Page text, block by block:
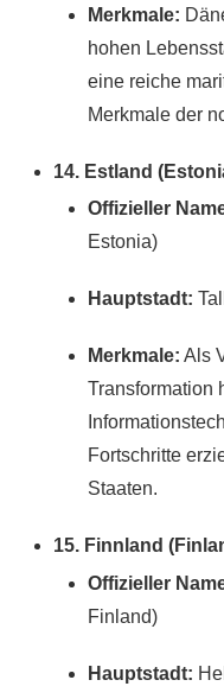
Merkmale:
hohen
eine reiche
Merkmale der
14. Estland
Offizieller
Estonia)
Hauptstadt:
Merkmale: Als
Transformation
Fortschritte
Staaten.
15. Finnland
Offizieller
Finland)
Hauptstadt: